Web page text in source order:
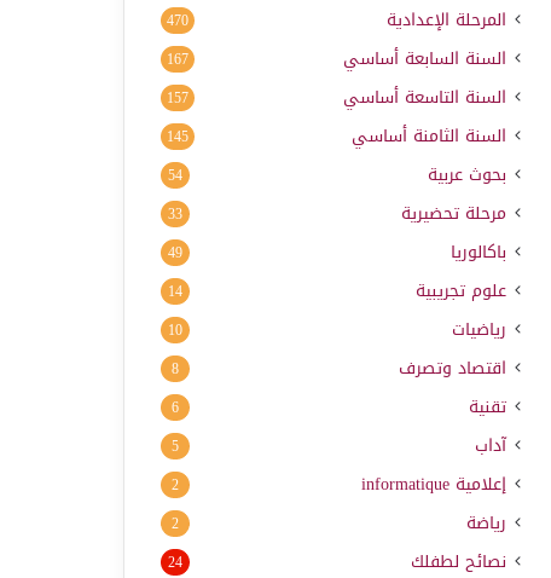
المرحلة الإعدادية 470
السنة السابعة أساسي 167
السنة التاسعة أساسي 157
السنة الثامنة أساسي 145
بحوث عربية 54
مرحلة تحضيرية 33
باكالوريا 49
علوم تجريبية 14
رياضيات 10
اقتصاد وتصرف 8
تقنية 6
آداب 5
إعلامية informatique
2
رياضة 2
نصائح لطفلك 24